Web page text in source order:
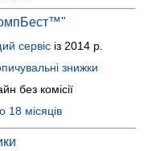
сервіс із 2014 р.
знижки
без комісії
18 місяців